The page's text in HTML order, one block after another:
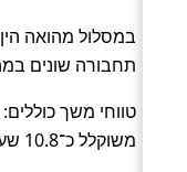
תחבורה שונים במהלך 365 הימים
משוקלל כ־10.8 שעות).